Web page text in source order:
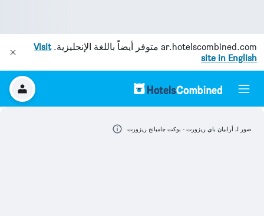
ar.hotelscombined.com متوفر أيضاً باللغة الإنجليزية.Visit
site in English
صور لـ أرابيان باي ريزورت - بوكت جامبانج ريزورت